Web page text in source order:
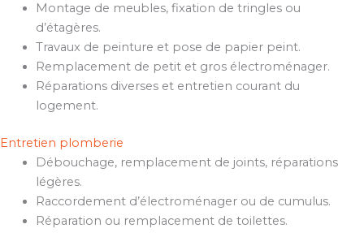
Montage de meubles, fixation de tringles ou
d’étagères.
Travaux de peinture et pose de papier peint.
Remplacement de petit et gros électroménager.
Réparations diverses et entretien courant du
logement.
Entretien plomberie
Débouchage, remplacement de joints, réparations
légères.
Raccordement d’électroménager ou de cumulus.
Réparation ou remplacement de toilettes.